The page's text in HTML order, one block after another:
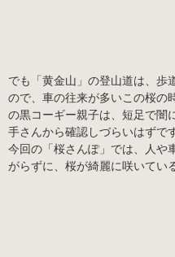
でも「黄金山」の登山道は、歩
ので、車の往来が多いこの桜の
の黒コーギー親子は、短足で闇
手さんから確認しづらいはずで
今回の「桜さんぽ」では、人や
がらずに、桜が綺麗に咲いてい